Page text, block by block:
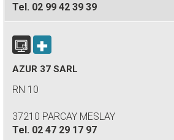
Tel. 02 99 42 39 39
AZUR 37 SARL
RN 10
37210 PARCAY MESLAY
Tel. 02 47 29 17 97